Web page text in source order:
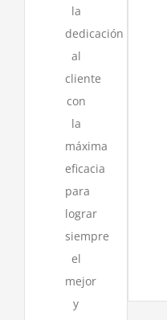
la
dedicación
al
cliente
con
la
máxima
eficacia
para
lograr
siempre
el
mejor
y